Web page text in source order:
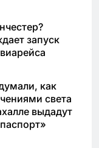
запуск
как
света
выдадут